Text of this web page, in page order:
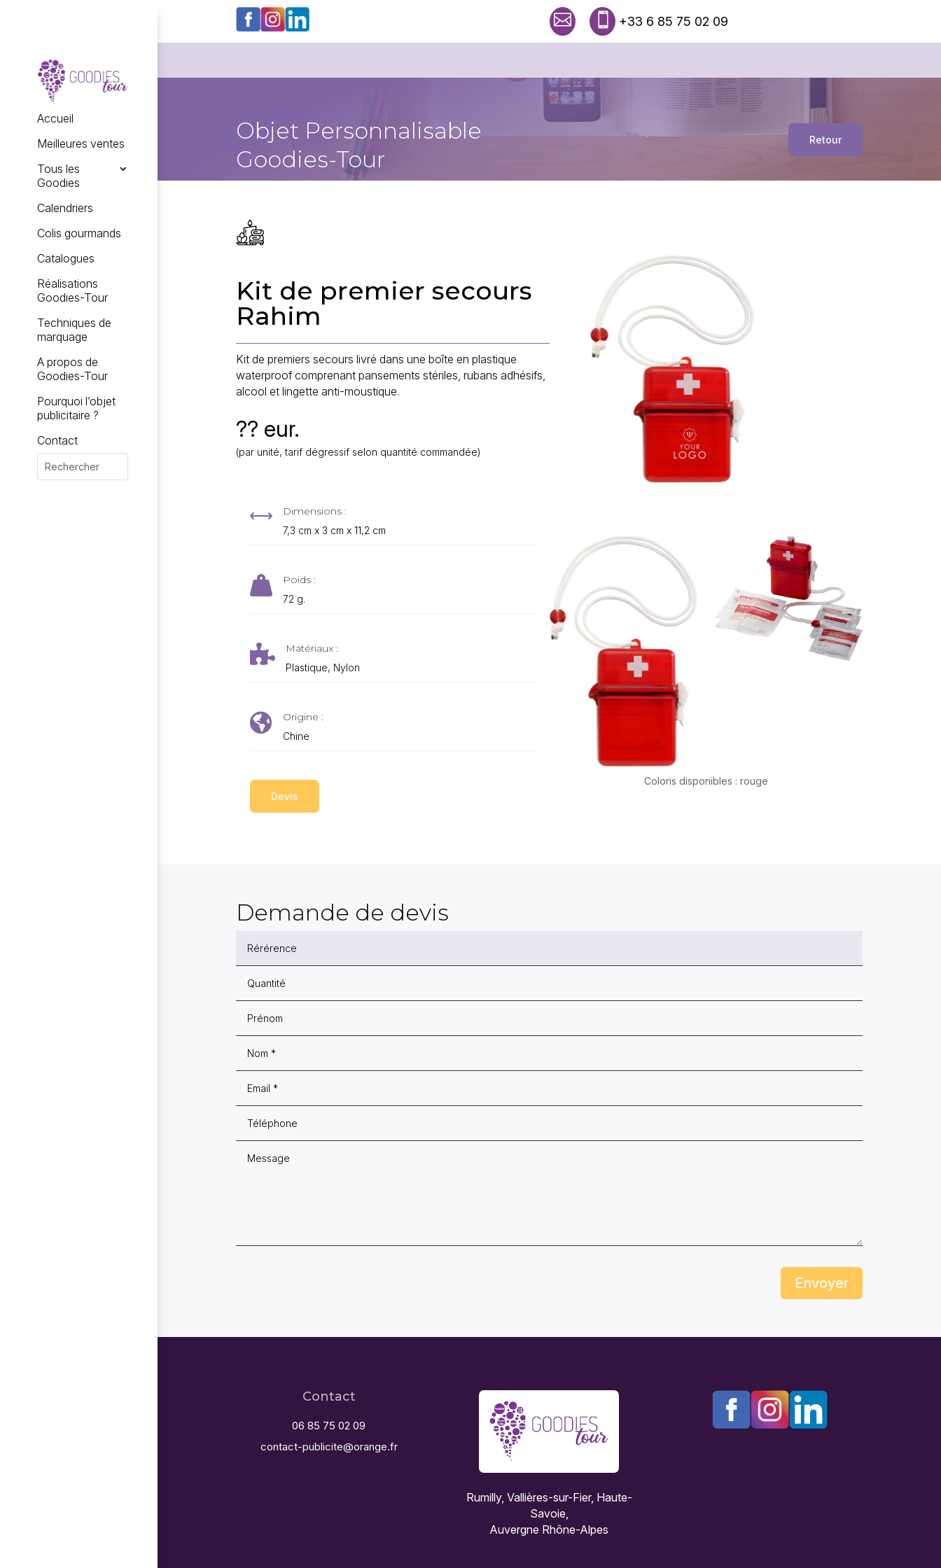
  +33 6 85 75 02 09
Accueil
Meilleures ventes
Tous les
Goodies
Calendriers
Colis gourmands
Catalogues
Réalisations
Goodies-Tour
Techniques de
marquage
A propos de
Goodies-Tour
Pourquoi l’objet
publicitaire ?
Contact
Objet Personnalisable
Goodies-Tour
Retour
Kit de premier secours
Rahim
Kit de premiers secours livré dans une boîte en plastique
waterproof comprenant pansements stériles, rubans adhésifs,
alcool et lingette anti-moustique.
?? eur.
(par unité, tarif dégressif selon quantité commandée)
, Dimensions :
7,3 cm x 3 cm x 11,2 cm
 Poids :
72 g.
 Matériaux :
Plastique, Nylon
 Origine :
Chine
Devis
Coloris disponibles : rouge
Demande de devis
Envoyer
Contact
06 85 75 02 09
contact-publicite@orange.fr
Rumilly, Vallières-sur-Fier, Haute-
Savoie,
Auvergne Rhône-Alpes